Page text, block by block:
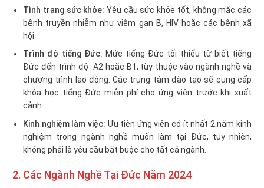
Tình trạng sức khỏe: Yêu cầu sức khỏe tốt, không mắc các
bệnh truyền nhiễm như viêm gan B, HIV hoặc các bệnh xã
hội.
Trình độ tiếng Đức: Mức tiếng Đức tối thiểu từ biết tiếng
Đức đến trình độ A2 hoặc B1, tùy thuộc vào ngành nghề và
chương trình lao động. Các trung tâm đào tạo sẽ cung cấp
khóa học tiếng Đức miễn phí cho ứng viên trước khi xuất
cảnh.
Kinh nghiệm làm việc: Ưu tiên ứng viên có ít nhất 2 năm kinh
nghiệm trong ngành nghề muốn làm tại Đức, tuy nhiên,
không phải là yêu cầu bắt buộc cho tất cả ngành.
2. Các Ngành Nghề Tại Đức Năm 2024